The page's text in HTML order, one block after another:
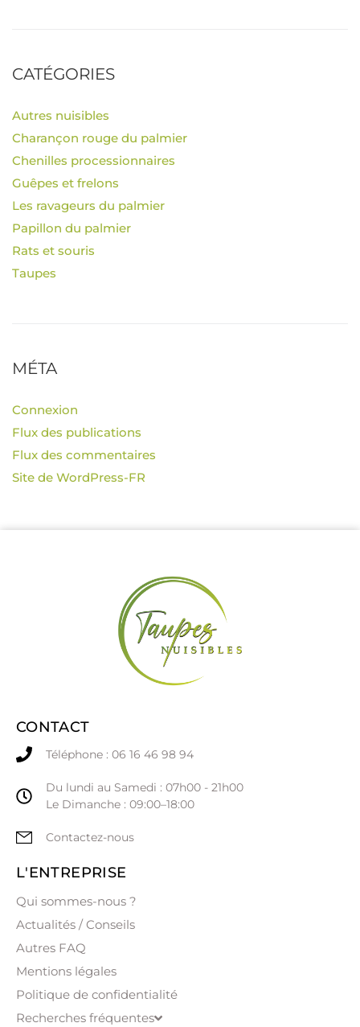
CATÉGORIES
Autres nuisibles
Charançon rouge du palmier
Chenilles processionnaires
Guêpes et frelons
Les ravageurs du palmier
Papillon du palmier
Rats et souris
Taupes
MÉTA
Connexion
Flux des publications
Flux des commentaires
Site de WordPress-FR
CONTACT
Téléphone : 06 16 46 98 94
Du lundi au Samedi : 07h00 - 21h00
Le Dimanche : 09:00–18:00
Contactez-nous
L'ENTREPRISE
Qui sommes-nous ?
Actualités / Conseils
Autres FAQ
Mentions légales
Politique de confidentialité
Recherches fréquentes